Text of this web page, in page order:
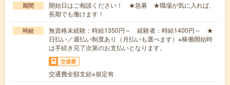
期間
開始日はご相談ください！ ★急募 ★職場が気に入れば、
長期でも働けます！
時給
無資格未経験：時給1350円～ 経験者：時給1400円～ ★
日払い／週払い制度あり（月払いも選べます）※稼働開始時
は手続き完了次第のお支払いとなります。
交通費
交通費全額支給※規定有